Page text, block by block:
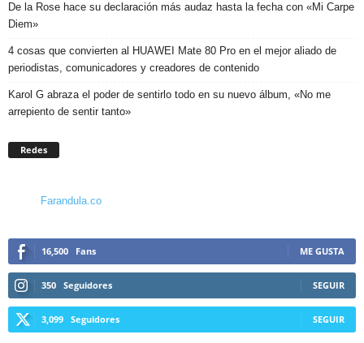
De la Rose hace su declaración más audaz hasta la fecha con «Mi Carpe
Diem»
4 cosas que convierten al HUAWEI Mate 80 Pro en el mejor aliado de
periodistas, comunicadores y creadores de contenido
Karol G abraza el poder de sentirlo todo en su nuevo álbum, «No me
arrepiento de sentir tanto»
Redes
Farandula.co
16,500 Fans ME GUSTA
350 Seguidores SEGUIR
3,099 Seguidores SEGUIR